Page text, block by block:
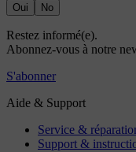
Oui No